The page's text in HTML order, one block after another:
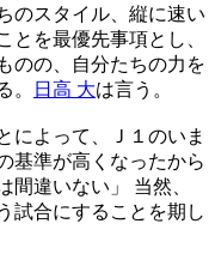
のスタイル、縦に速い
とを最優先事項とし、
のの、自分たちの力を
。
日高 大は言う。
によって、Ｊ１のいま
基準が高くなったから
間違いない」 当然、
試合にすることを期し